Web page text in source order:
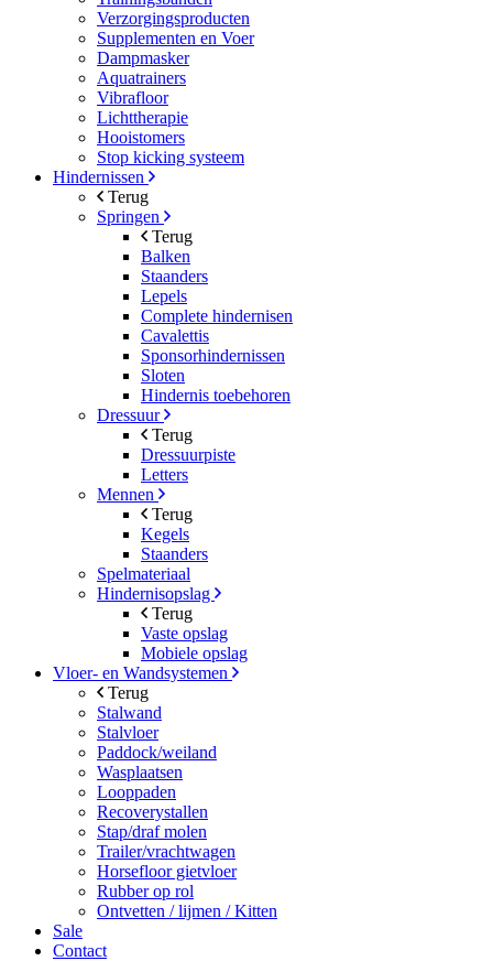
Verzorgingsproducten
Supplementen en Voer
Dampmasker
Aquatrainers
Vibrafloor
Lichttherapie
Hooistomers
Stop kicking systeem
Hindernissen
Terug
Springen
Terug
Balken
Staanders
Lepels
Complete hindernisen
Cavalettis
Sponsorhindernissen
Sloten
Hindernis toebehoren
Dressuur
Terug
Dressuurpiste
Letters
Mennen
Terug
Kegels
Staanders
Spelmateriaal
Hindernisopslag
Terug
Vaste opslag
Mobiele opslag
Vloer- en Wandsystemen
Terug
Stalwand
Stalvloer
Paddock/weiland
Wasplaatsen
Looppaden
Recoverystallen
Stap/draf molen
Trailer/vrachtwagen
Horsefloor gietvloer
Rubber op rol
Ontvetten / lijmen / Kitten
Sale
Contact